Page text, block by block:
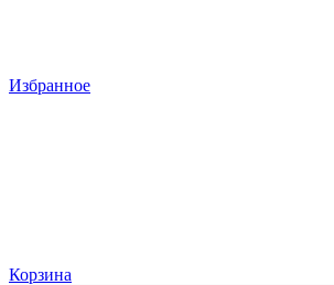
Избранное
Корзина